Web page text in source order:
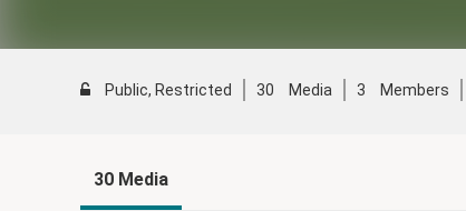
Public, Restricted 30 Media 3 Members
30 Media